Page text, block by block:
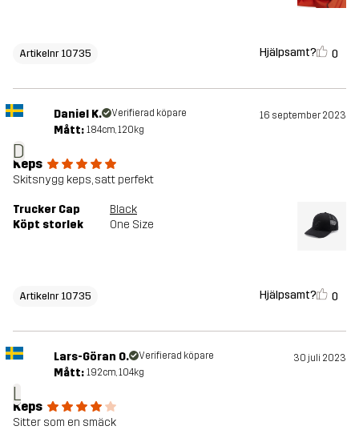
Artikelnr 10735 Hjälpsamt? 0
D
Daniel K. Verifierad köpare 16 september 2023
Mått: 184cm, 120kg
Keps
Skitsnygg keps, satt perfekt
Trucker Cap
Black
Köpt storlek
One Size
Artikelnr 10735 Hjälpsamt? 0
L
Lars-Göran O. Verifierad köpare 30 juli 2023
Mått: 192cm, 104kg
Keps
Sitter som en smäck